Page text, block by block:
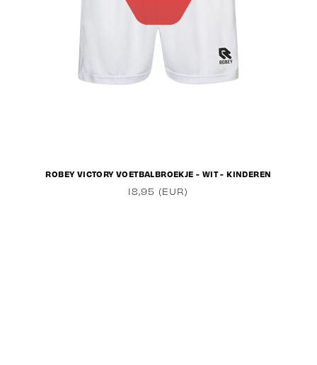
ROBEY VICTORY VOETBALBROEKJE - WIT - KINDEREN
18,95 (EUR)